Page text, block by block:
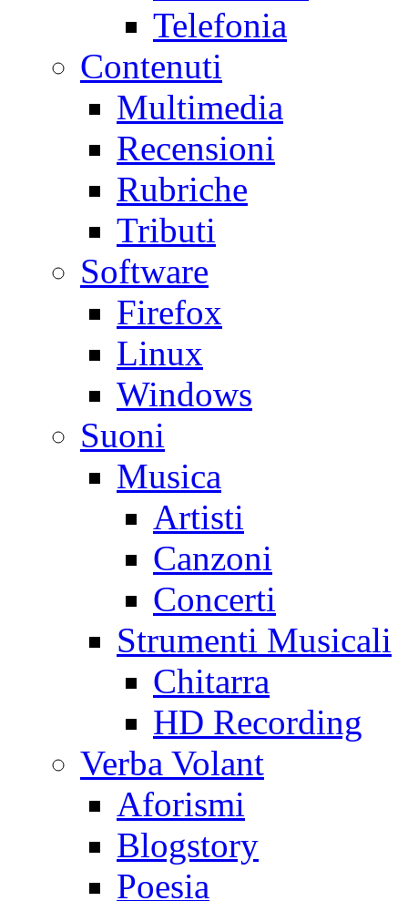
Telefonia
Contenuti
Multimedia
Recensioni
Rubriche
Tributi
Software
Firefox
Linux
Windows
Suoni
Musica
Artisti
Canzoni
Concerti
Strumenti Musicali
Chitarra
HD Recording
Verba Volant
Aforismi
Blogstory
Poesia